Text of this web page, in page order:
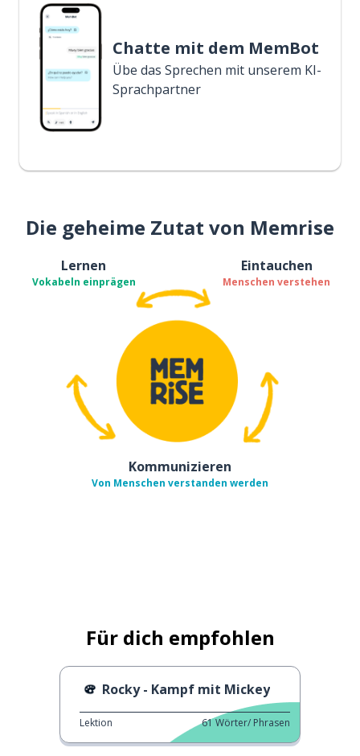
Chatte mit dem MemBot
Übe das Sprechen mit unserem KI-
Sprachpartner
Die geheime Zutat von Memrise
Lernen
Vokabeln einprägen
Eintauchen
Menschen verstehen
Kommunizieren
Von Menschen verstanden werden
Für dich empfohlen
Rocky - Kampf mit Mickey
Lektion 61Wörter/ Phrasen